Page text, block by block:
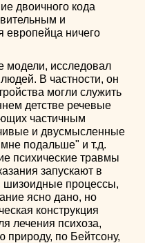
двоичного кода
и
ничего
модели, исследовал
В частности, он
могли служить
детстве речевые
частичным
и двусмысленные
подальше" и т.д.
психические травмы
запускают в
шизоидные процессы,
ясно дано, но
конструкция
лечения психоза,
природу, по Бейтсону,